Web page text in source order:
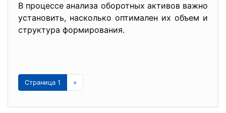
В процессе анализа оборотных активов важно
установить, насколько оптимален их объем и
структура формирования.
Страница 1 »